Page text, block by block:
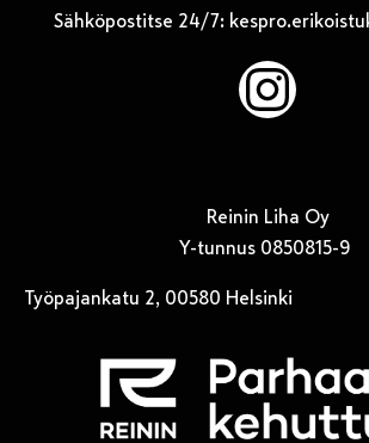
Sähköpostitse 24/7:
Reinin Liha Oy
Y-tunnus 0850815-9
Työpajankatu 2, 00580 Helsinki